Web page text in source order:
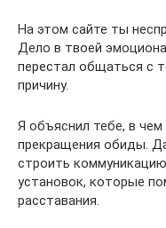
На этом сайте ты
Дело в твоей
перестал общаться с
причину.
Я объяснил тебе, в
прекращения обиды.
строить
установок, которые
расставания.